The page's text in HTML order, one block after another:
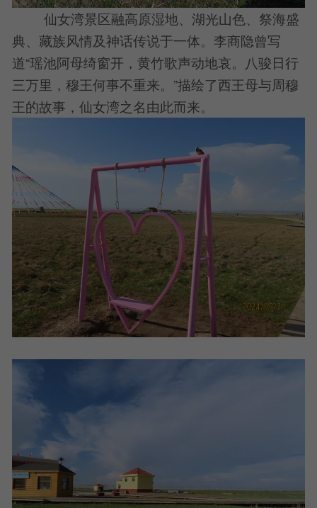
仙女湾景区融高原湿地、湖光山色、祭海盛
典、藏族风情及神话传说于一体。李商隐曾写
道“瑶池阿母绮窗开，黄竹歌声动地哀。八骏日行
三万里，穆王何事不重来。”描绘了西王母与周穆
王的故事，仙女湾之名由此而来。